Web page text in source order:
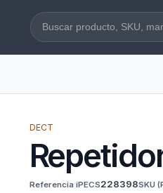
Buscar en la web
DECT
Referencia iPECS228398SKU